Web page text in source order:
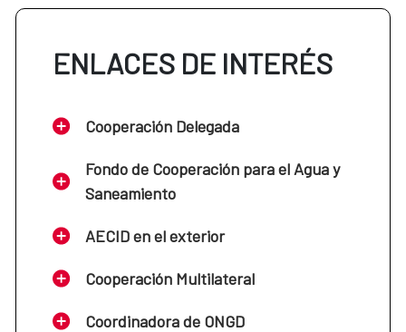
ENLACES DE INTERÉS
Cooperación Delegada
Fondo de Cooperación para el Agua y
Saneamiento
AECID en el exterior
Cooperación Multilateral
Coordinadora de ONGD